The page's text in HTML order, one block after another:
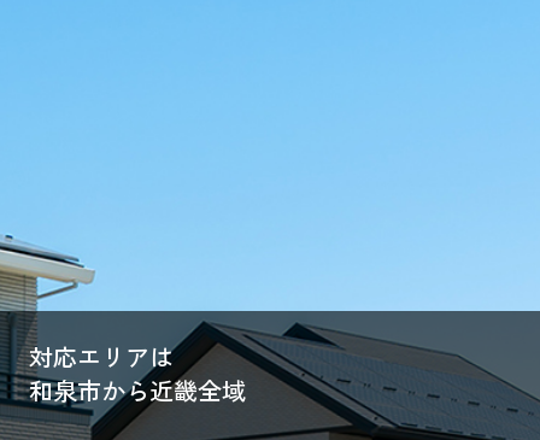
対応エリアは
和泉市から近畿全域